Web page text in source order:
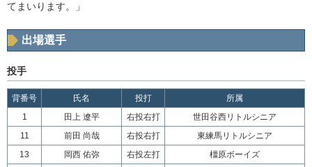
てまいります。」
出場選手
投手
背番号 氏名 投打
所属
1
田上 遼平 右投右打
世田谷西リトルシニア
11
前田 尚哉 右投右打
東練馬リトルシニア
13
岡西 佑弥 右投左打
橿原ボーイズ